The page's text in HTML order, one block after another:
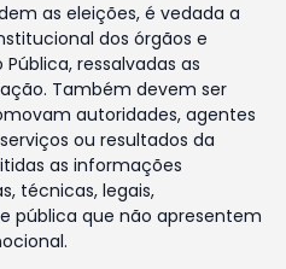
as eleições, é vedada a
dos órgãos e
ressalvadas as
Também devem ser
autoridades, agentes
ou resultados da
as informações
técnicas, legais,
pública que não apresentem